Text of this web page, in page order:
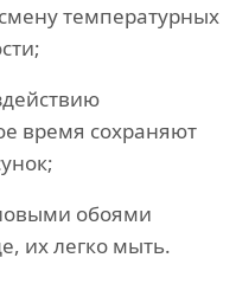
температурных
время сохраняют
обоями
их легко мыть.